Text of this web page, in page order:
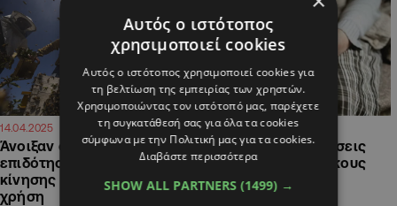
14.04.2025
Άνοιξαν οι αιτήσεις για
επιδότηση πετρελαίου
κίνησης για γεωργική
χρήση
03.04.2025 08:44
Μπάχαλο με τις αιτήσεις
για επιδότηση σε οίκους
ευγηρίας
Αυτός ο ιστότοπος
χρησιμοποιεί cookies
Αυτός ο ιστότοπος χρησιμοποιεί cookies για
τη βελτίωση της εμπειρίας των χρηστών.
Χρησιμοποιώντας τον ιστότοπό μας, παρέχετε
τη συγκατάθεσή σας για όλα τα cookies
σύμφωνα με την Πολιτική μας για τα cookies.
Διαβάστε περισσότερα
SHOW ALL PARTNERS (1499) →